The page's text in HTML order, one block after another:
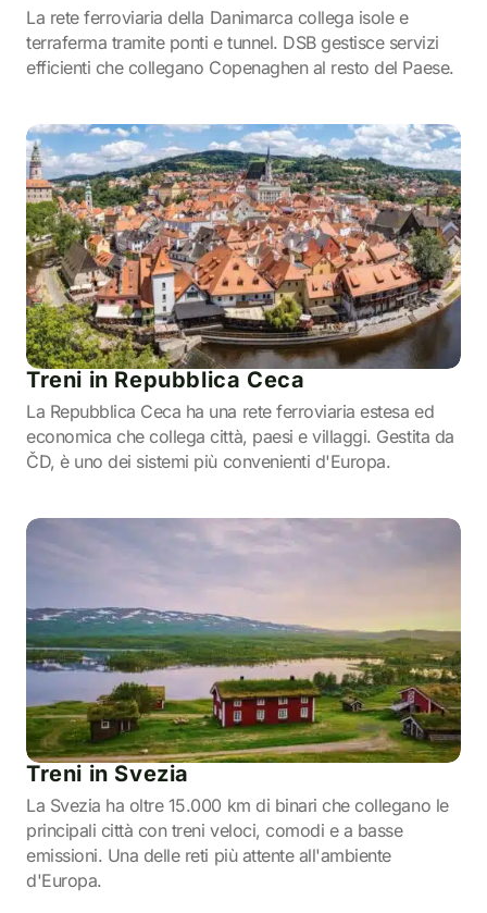
La rete ferroviaria della Danimarca collega isole e
terraferma tramite ponti e tunnel. DSB gestisce servizi
efficienti che collegano Copenaghen al resto del Paese.
Treni in Repubblica Ceca
La Repubblica Ceca ha una rete ferroviaria estesa ed
economica che collega città, paesi e villaggi. Gestita da
ČD, è uno dei sistemi più convenienti d'Europa.
Treni in Svezia
La Svezia ha oltre 15.000 km di binari che collegano le
principali città con treni veloci, comodi e a basse
emissioni. Una delle reti più attente all'ambiente
d'Europa.